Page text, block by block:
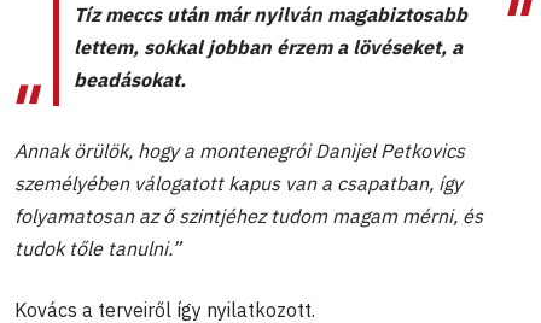
Tíz meccs után már nyilván magabiztosabb
lettem, sokkal jobban érzem a lövéseket, a
beadásokat.
Annak örülök, hogy a montenegrói Danijel Petkovics
személyében válogatott kapus van a csapatban, így
folyamatosan az ő szintjéhez tudom magam mérni, és
tudok tőle tanulni.”
Kovács a terveiről így nyilatkozott.